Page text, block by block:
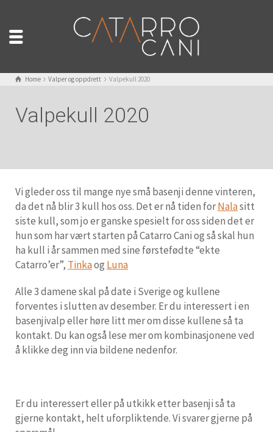
Home Valper og oppdrett Valpekull 2020
Valpekull 2020
Vi gleder oss til mange nye små basenji denne vinteren,
da det nå blir 3 kull hos oss. Det er nå tiden forNalasitt
siste kull, som jo er ganske spesielt for oss siden det er
hun som har vært starten på Catarro Cani og så skal hun
ha kull i år sammen med sine førstefødte “ekte
Catarro’er”, Tinkaog Luna
Alle 3 damene skal på date i Sverige og kullene
forventes i slutten av desember. Er du interessert i en
basenjivalp eller høre litt mer om disse kullene så ta
kontakt. Du kan også lese mer om kombinasjonene ved
å klikke deg inn via bildene nedenfor.
Er du interessert eller på utkikk etter basenji så ta
gjerne kontakt, helt uforpliktende. Vi svarer gjerne på